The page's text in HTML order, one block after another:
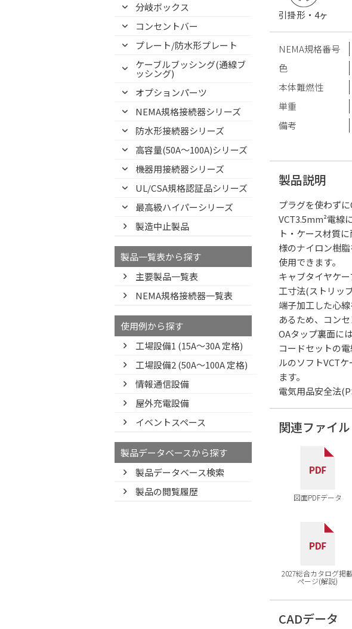
分岐ボックス
コンセントバー
プレート/防水形プレート
ケーブルブッシング(通線ブ
ッシング)
オプションパーツ
NEMA規格接続器シリーズ
防水形接続器シリーズ
高容量(50A～100A)シリーズ
機器用接続器シリーズ
UL/CSA規格認証品シリーズ
最高級ハイパーシリーズ
製造中止製品
製品一覧表から探す
主要製品一覧表
NEMA規格接続器一覧表
使用例から探す
工場設備1 (15A〜30A 定格)
工場設備2 (50A〜100A 定格)
情報通信設備
屋外充電設備
イベントスペース
製品データベースから探す
製品データベース検索
製品の閲覧履歴
引掛形・4ヶ
NEMA規格番号
色
本体難燃性
単重
備考
製品説明
プラグを使わず
VCT3.5mm²電線
ト・ケース材質
様のナイロン樹
使用できます。
キャブタイヤケ
工寸法(ストリッ
端子加工した心
あるため、コン
OAタップ裏面に
コードセットの
ルのソフトVCT
ます。
電気用品安全法
関連ファイル
図面PDFデータ
2027総合カタログ掲
ページ(解説)
CADデータ